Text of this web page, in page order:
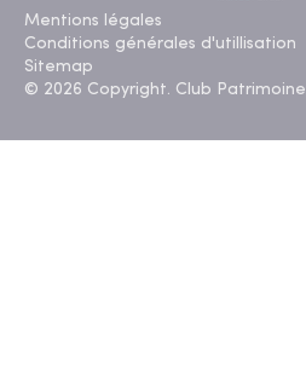
Mentions légales
Conditions générales d'utillisation
Sitemap
© 2026 Copyright. Club Patrimoine